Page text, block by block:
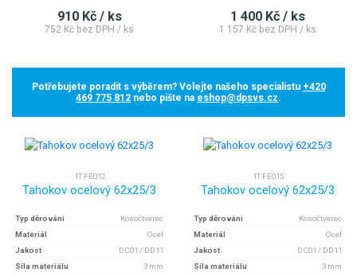
910 Kč / ks
752 Kč bez DPH / ks
1 400 Kč / ks
1 157 Kč bez DPH / ks
Potřebujete poradit s výběrem? Volejte našeho specialistu +420
469 775 812 nebo pište na eshop@dpsvs.cz.
1T FE012
Tahokov ocelový 62x25/3
Typ děrování
Kosočtverec
Materiál
Ocel
Jakost
DC01 / DD11
Síla materiálu
3 mm
1T FE015
Tahokov ocelový 62x25/3
Typ děrování
Kosočtverec
Materiál
Ocel
Jakost
DC01 / DD11
Síla materiálu
3 mm